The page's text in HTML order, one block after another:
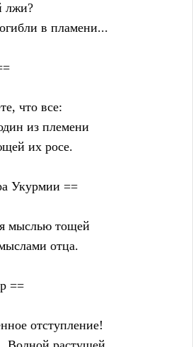
лжи?
в пламени...
что все:
из племени
их росе.
Укурмии ==
мыслью тощей
отца.
==
отступление!